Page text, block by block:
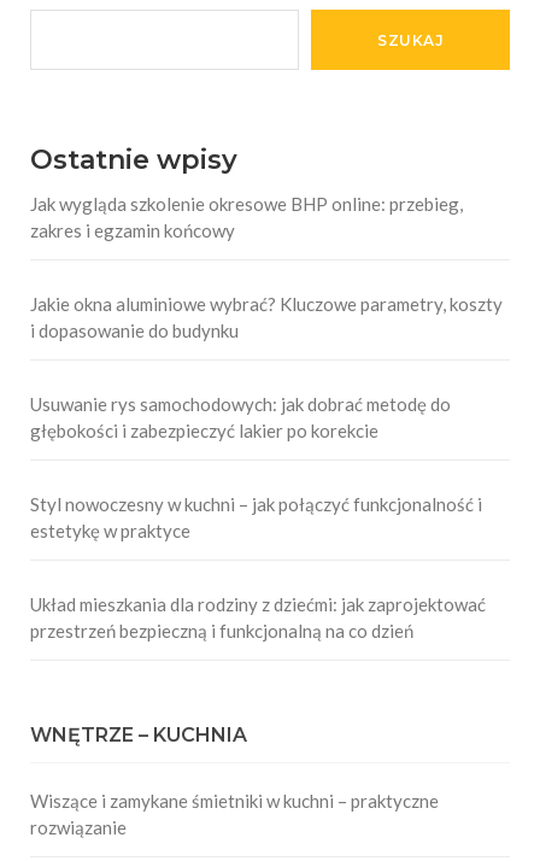
SZUKAJ
Ostatnie wpisy
Jak wygląda szkolenie okresowe BHP online: przebieg,
zakres i egzamin końcowy
Jakie okna aluminiowe wybrać? Kluczowe parametry, koszty
i dopasowanie do budynku
Usuwanie rys samochodowych: jak dobrać metodę do
głębokości i zabezpieczyć lakier po korekcie
Styl nowoczesny w kuchni – jak połączyć funkcjonalność i
estetykę w praktyce
Układ mieszkania dla rodziny z dziećmi: jak zaprojektować
przestrzeń bezpieczną i funkcjonalną na co dzień
WNĘTRZE – KUCHNIA
Wiszące i zamykane śmietniki w kuchni – praktyczne
rozwiązanie